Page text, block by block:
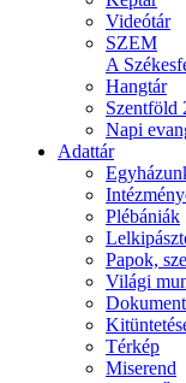
Videótár
SZEM
A
Hangtár
Szentföld
Napi
Adattár
Plébániák
Papok,
Világi
Térkép
Miserend